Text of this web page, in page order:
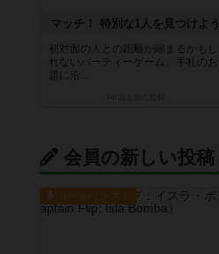
マッチ！ 特別な1人を見つけよう
初対面の人との距離が縮まるかもし
れないパーティーゲーム。手札のお
題に沿...
会員の新しい投稿
ルール/インスト